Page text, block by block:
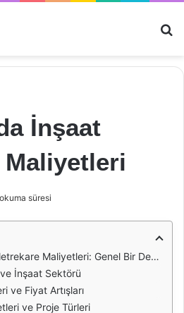
İnşaat
Maliyetleri
süresi
Maliyetleri: Genel Bir Değerlendirme
İnşaat Sektörü
ve Fiyat Artışları
ve Proje Türleri